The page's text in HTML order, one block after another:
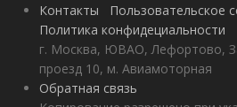
Контакты
Пользовательское
Политика конфидециальности
г. Москва, ЮВАО, Лефортово,
проезд 10, м. Авиамоторная
Обратная связь